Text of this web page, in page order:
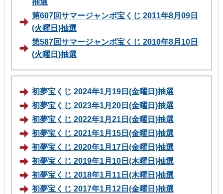
抽選
第607回サマージャンボ宝くじ 2011年8月09日
(火曜日)抽選
第587回サマージャンボ宝くじ 2010年8月10日
(火曜日)抽選
初夢宝くじ 2024年1月19日(金曜日)抽選
初夢宝くじ 2023年1月20日(金曜日)抽選
初夢宝くじ 2022年1月21日(金曜日)抽選
初夢宝くじ 2021年1月15日(金曜日)抽選
初夢宝くじ 2020年1月17日(金曜日)抽選
初夢宝くじ 2019年1月10日(木曜日)抽選
初夢宝くじ 2018年1月11日(木曜日)抽選
初夢宝くじ 2017年1月12日(金曜日)抽選